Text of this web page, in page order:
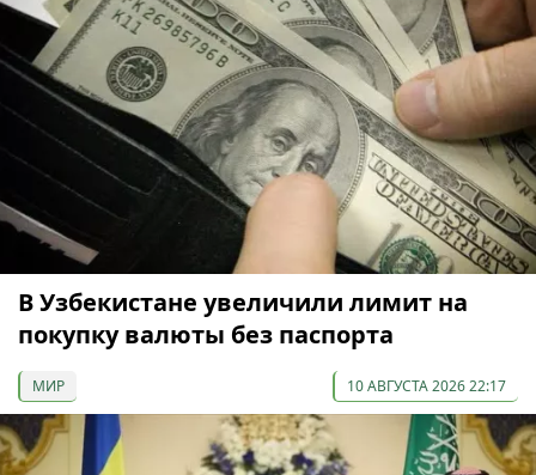
В Узбекистане увеличили лимит на
покупку валюты без паспорта
МИР 10 АВГУСТА 2026 22:17